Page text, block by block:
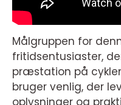
Målgruppen for
fritidsentusiaster,
præstation på
bruger venlig, der
oplysninger og